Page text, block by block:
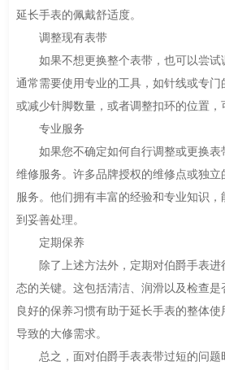
延长手表的佩戴舒适度。
调整现有表带
如果不想更换整个表带，也可以尝试
通常需要使用专业的工具，如针线或专
或减少针脚数量，或者调整扣环的位置，
专业服务
如果您不确定如何自行调整或更换表
维修服务。许多品牌授权的维修点或独
服务。他们拥有丰富的经验和专业知识
到妥善处理。
定期保养
除了上述方法外，定期对伯爵手表进
态的关键。这包括清洁、润滑以及检查是
良好的保养习惯有助于延长手表的整体
导致的大修需求。
总之，面对伯爵手表表带过短的问题